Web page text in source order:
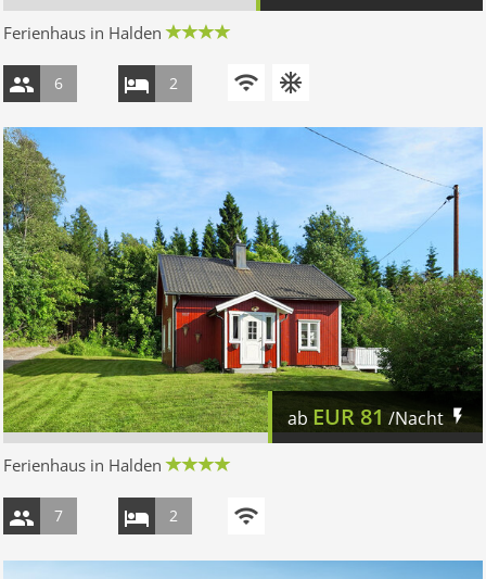
Ferienhaus in Halden
6 2
ab EUR 81 /Nacht
Ferienhaus in Halden
7 2